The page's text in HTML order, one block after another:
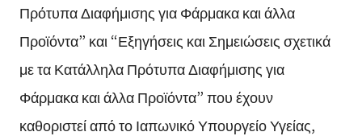
Πρότυπα Διαφήμισης για Φάρμακα και άλλα
Προϊόντα” και “Εξηγήσεις και Σημειώσεις σχετικά
με τα Κατάλληλα Πρότυπα Διαφήμισης για
Φάρμακα και άλλα Προϊόντα” που έχουν
καθοριστεί από το Ιαπωνικό Υπουργείο Υγείας,